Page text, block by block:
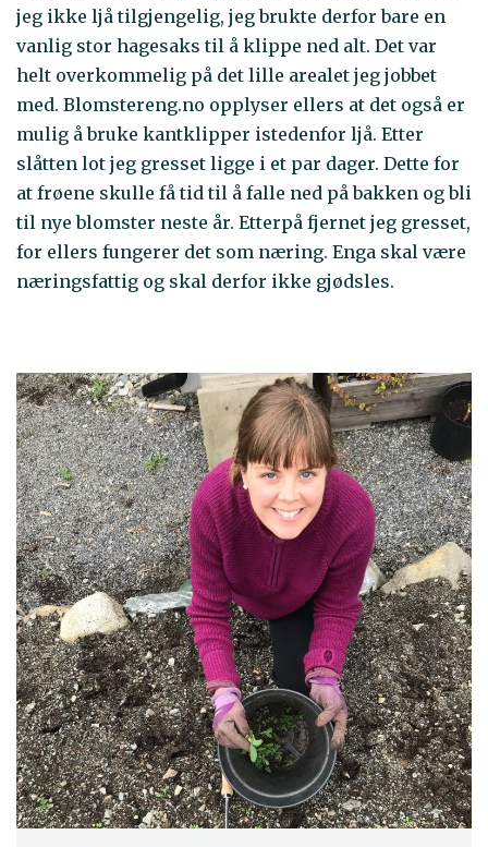
jeg ikke ljå tilgjengelig, jeg brukte derfor bare en
vanlig stor hagesaks til å klippe ned alt. Det var
helt overkommelig på det lille arealet jeg jobbet
med. Blomstereng.no opplyser ellers at det også er
mulig å bruke kantklipper istedenfor ljå. Etter
slåtten lot jeg gresset ligge i et par dager. Dette for
at frøene skulle få tid til å falle ned på bakken og bli
til nye blomster neste år. Etterpå fjernet jeg gresset,
for ellers fungerer det som næring. Enga skal være
næringsfattig og skal derfor ikke gjødsles.